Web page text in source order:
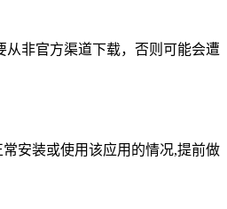
从非官方渠道下载，否则可能会遭
安装或使用该应用的情况,提前做